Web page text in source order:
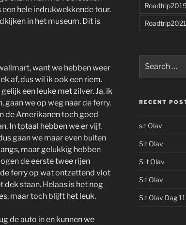
een hele indrukwekkende tour.
in het museum. Dit is
want we hebben weer
af, dus wil ik ook een riem.
een leuke met zilver. Ja, ik
gaan we op weg naar de ferry.
de Amerikanen toch goed
In totaal hebben we er vijf.
gaan we maar even buiten
maar gelukkig hebben
de eerste twee rijen
ferry op wat ontzettend vlot
dek staan. Helaas is het nog
maar toch blijft het leuk.
de auto in en kunnen we
Roadtrip2021
for:
RECENT
s:t Olav
S:t Olav
S: t Olav
S:t Olav
S:t Olav Dag 11